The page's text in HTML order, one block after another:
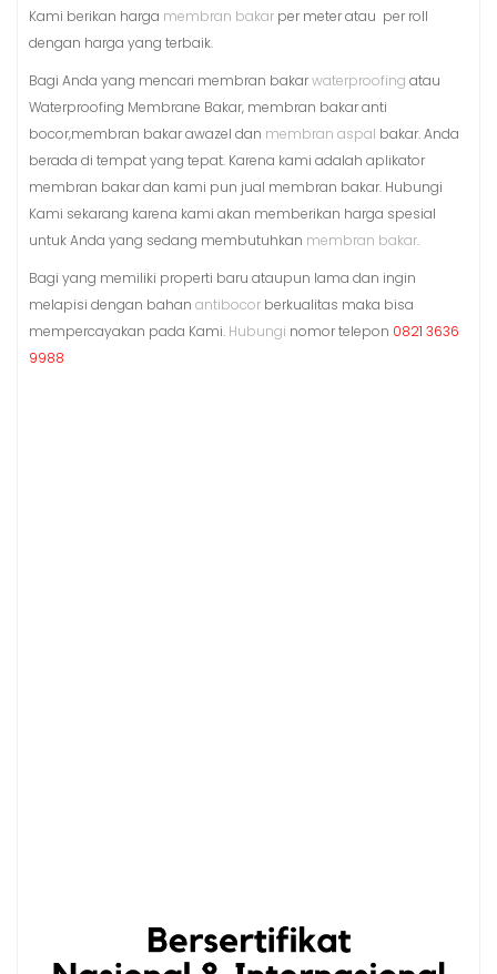
Kami berikan harga membran bakar per meter atau per roll
dengan harga yang terbaik.
Bagi Anda yang mencari membran bakarwaterproofing atau
Waterproofing Membrane Bakar, membran bakar anti
bocor,membran bakar awazel dan membran aspal bakar. Anda
berada di tempat yang tepat. Karena kami adalah aplikator
membran bakar dan kami pun jual membran bakar. Hubungi
Kami sekarang karena kami akan memberikan harga spesial
untuk Anda yang sedang membutuhkan membran bakar.
Bagi yang memiliki properti baru ataupun lama dan ingin
melapisi dengan bahan antibocor berkualitas maka bisa
mempercayakan pada Kami. Hubungi nomor telepon 0821 3636
9988